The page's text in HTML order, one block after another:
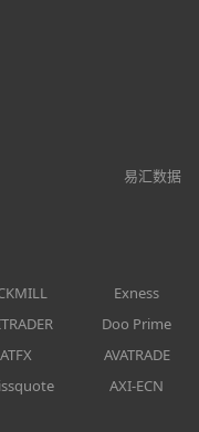
易汇数据
Exness
Doo Prime
ATFX
AVATRADE
AXI-ECN